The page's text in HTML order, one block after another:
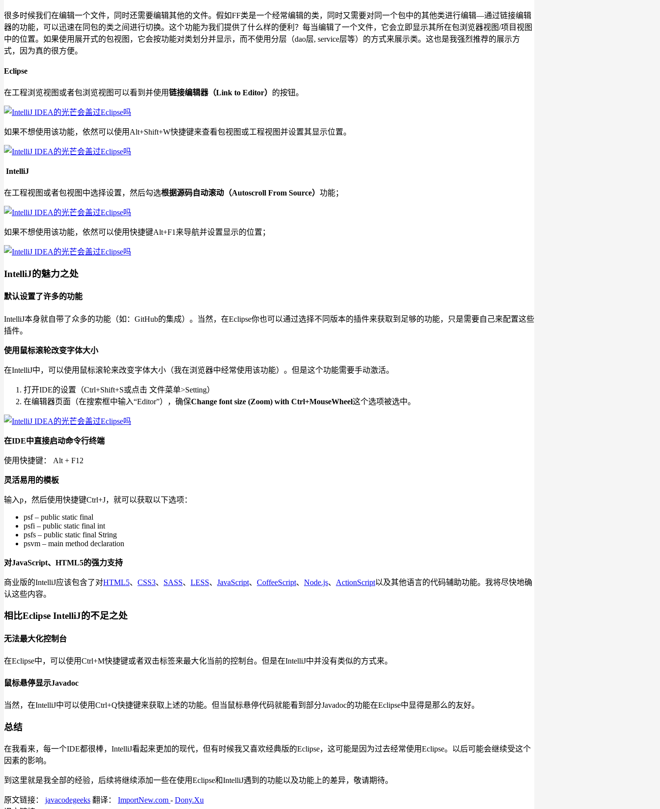
很多时候我们在编辑一个文件，同时还需要编辑其他的文件。假如FF类是一个经常编辑的类，同时又需要对同一个包中的其他类进行编辑—通过链接编辑
器的功能，可以迅速在同包的类之间进行切换。这个功能为我们提供了什么样的便利？每当编辑了一个文件，它会立即显示其所在包浏览器视图/项目视图
中的位置。如果使用展开式的包视图，它会按功能对类划分并显示，而不使用分层（dao层, service层等）的方式来展示类。这也是我强烈推荐的展示方
式，因为真的很方便。
Eclipse
在工程浏览视图或者包浏览视图可以看到并使用链接编辑器（Link to Editor） 的按钮。
如果不想使用该功能，依然可以使用Alt+Shift+W快捷键来查看包视图或工程视图并设置其显示位置。
IntelliJ
在工程视图或者包视图中选择设置，然后勾选根据源码自动滚动（Autoscroll From Source） 功能；
如果不想使用该功能，依然可以使用快捷键Alt+F1来导航并设置显示的位置；
IntelliJ的魅力之处
默认设置了许多的功能
IntelliJ本身就自带了众多的功能（如：GitHub的集成）。当然，在Eclipse你也可以通过选择不同版本的插件来获取到足够的功能，只是需要自己来配置这些
插件。
使用鼠标滚轮改变字体大小
在IntelliJ中，可以使用鼠标滚轮来改变字体大小（我在浏览器中经常使用该功能）。但是这个功能需要手动激活。
打开IDE的设置（Ctrl+Shift+S或点击 文件菜单>Setting）
在编辑器页面（在搜索框中输入“Editor”），确保Change font size (Zoom) with Ctrl+MouseWheel这个选项被选中。
在IDE中直接启动命令行终端
使用快捷键： Alt + F12
灵活易用的模板
输入p，然后使用快捷键Ctrl+J，就可以获取以下选项：
psf – public static final
psfi – public static final int
psfs – public static final String
psvm – main method declaration
对JavaScript、HTML5的强力支持
商业版的IntelliJ应该包含了对HTML5、 CSS3、 SASS、 LESS、 JavaScript、 CoffeeScript、 Node.js、 ActionScript以及其他语言的代码辅助功能。我将尽快地确
认这些内容。
相比Eclipse IntelliJ的不足之处
无法最大化控制台
在Eclipse中，可以使用Ctrl+M快捷键或者双击标签来最大化当前的控制台。但是在IntelliJ中并没有类似的方式来。
鼠标悬停显示Javadoc
当然，在IntelliJ中可以使用Ctrl+Q快捷键来获取上述的功能。但当鼠标悬停代码就能看到部分Javadoc的功能在Eclipse中显得是那么的友好。
总结
在我看来，每一个IDE都很棒，IntelliJ看起来更加的现代，但有时候我又喜欢经典版的Eclipse，这可能是因为过去经常使用Eclipse。以后可能会继续受这个
因素的影响。
到这里就是我全部的经验，后续将继续添加一些在使用Eclipse和IntelliJ遇到的功能以及功能上的差异，敬请期待。
原文链接： javacodegeeks 翻译： ImportNew.com - Dony.Xu